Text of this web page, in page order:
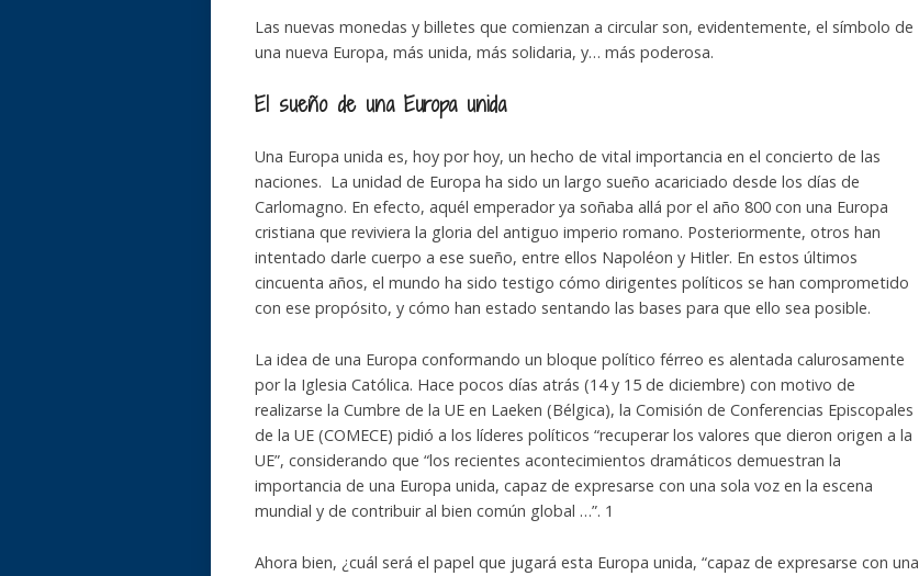
Las nuevas monedas y billetes que comienzan a circular son, evidentemente, el símbolo de
una nueva Europa, más unida, más solidaria, y… más poderosa.
El sueño de una Europa unida
Una Europa unida es, hoy por hoy, un hecho de vital importancia en el concierto de las
naciones. La unidad de Europa ha sido un largo sueño acariciado desde los días de
Carlomagno. En efecto, aquél emperador ya soñaba allá por el año 800 con una Europa
cristiana que reviviera la gloria del antiguo imperio romano. Posteriormente, otros han
intentado darle cuerpo a ese sueño, entre ellos Napoléon y Hitler. En estos últimos
cincuenta años, el mundo ha sido testigo cómo dirigentes políticos se han comprometido
con ese propósito, y cómo han estado sentando las bases para que ello sea posible.
La idea de una Europa conformando un bloque político férreo es alentada calurosamente
por la Iglesia Católica. Hace pocos días atrás (14 y 15 de diciembre) con motivo de
realizarse la Cumbre de la UE en Laeken (Bélgica), la Comisión de Conferencias Episcopales
de la UE (COMECE) pidió a los líderes políticos “recuperar los valores que dieron origen a la
UE”, considerando que “los recientes acontecimientos dramáticos demuestran la
importancia de una Europa unida, capaz de expresarse con una sola voz en la escena
mundial y de contribuir al bien común global …”. 1
Ahora bien, ¿cuál será el papel que jugará esta Europa unida, “capaz de expresarse con una